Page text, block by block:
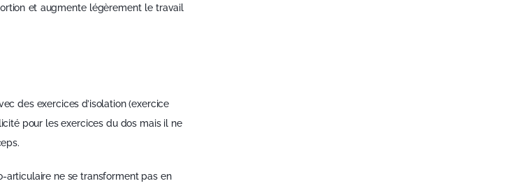
et augmente légèrement le travail
des exercices d’isolation (exercice
pour les exercices du dos mais il ne
articulaire ne se transforment pas en